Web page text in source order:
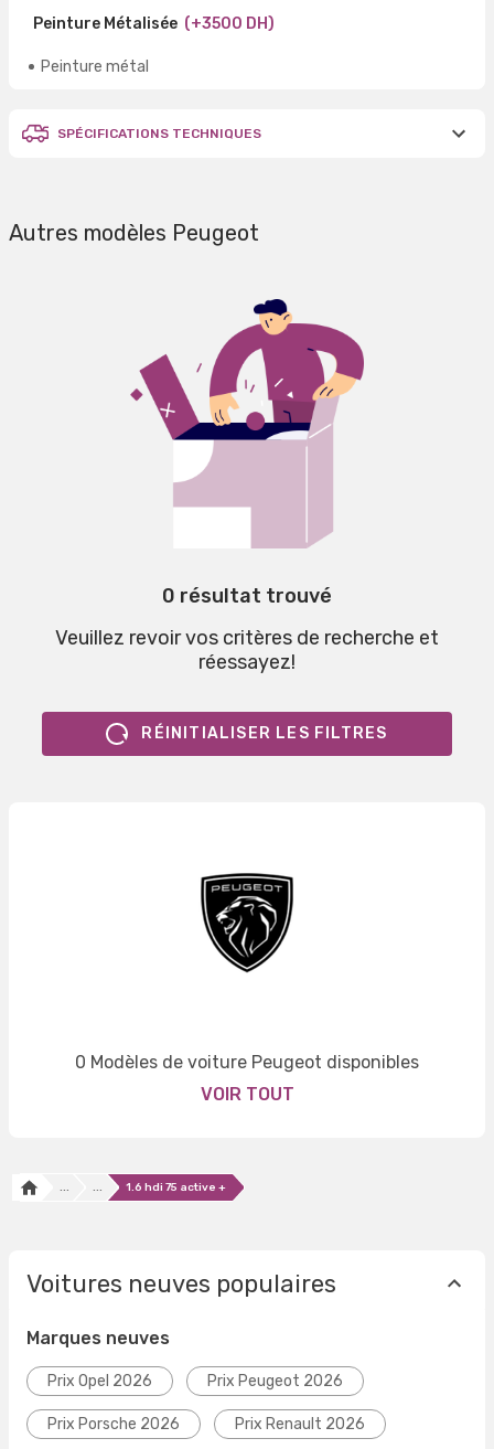
Peinture Métalisée (+3500 DH)
Peinture métal
SPÉCIFICATIONS TECHNIQUES
Autres modèles Peugeot
0 résultat trouvé
Veuillez revoir vos critères de recherche et
réessayez!
RÉINITIALISER LES FILTRES
0 Modèles de voiture Peugeot disponibles
VOIR TOUT
... ... 1.6 hdi 75 active +
Voitures neuves populaires
Marques neuves
Prix Opel 2026 Prix Peugeot 2026
Prix Porsche 2026 Prix Renault 2026